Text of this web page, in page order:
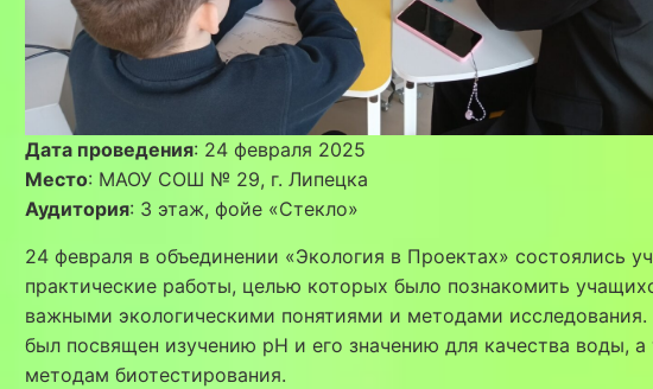
Дата проведения: 24 февраля 2025
Место: МАОУ СОШ № 29, г. Липецка
Аудитория: 3 этаж, фойе «Стекло»
24 февраля в объединении «Экология в Проектах» состоялись
практические работы, целью которых было познакомить
важными экологическими понятиями и методами исследования.
был посвящен изучению pH и его значению для качества воды, а
методам биотестирования.